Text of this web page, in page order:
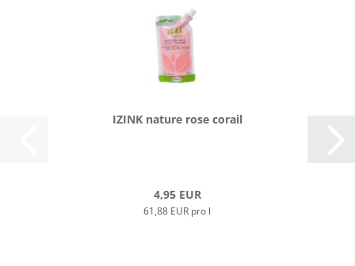
IZINK na­tu­re rose co­rail
4,95 EUR
61,88 EUR pro l